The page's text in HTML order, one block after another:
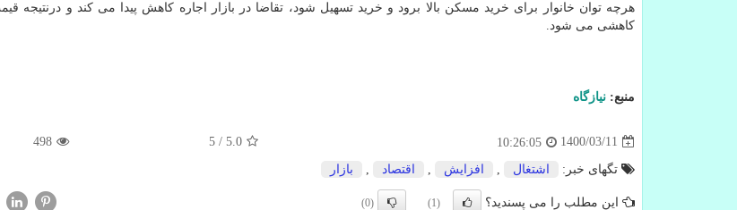
هرچه توان خانوار برای خرید مسکن بالا برود و خرید تسهیل شود، تقاضا در بازار اجاره کاهش پیدا می کند و درنتیجه
کاهشی می شود.
منبع: نیازگاه
1400/03/11
10:26:05
5.0
/
5
498
تگهای خبر: اشتغال افزایش اقتصاد بازار
این مطلب را می پسندید؟ (1)
(0)